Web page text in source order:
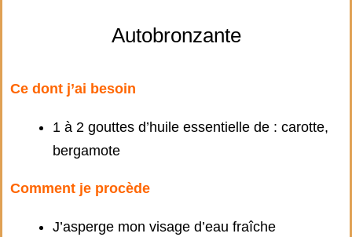
Autobronzante
Ce dont j’ai besoin
1 à 2 gouttes d’huile essentielle de : carotte,
bergamote
Comment je procède
J’asperge mon visage d’eau fraîche